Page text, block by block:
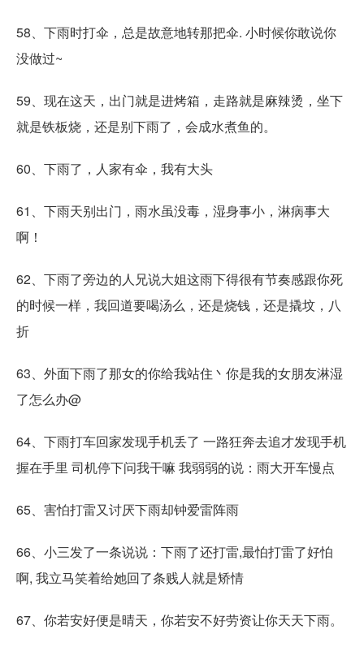
58、下雨时打伞，总是故意地转那把伞. 小时候你敢说你
没做过~
59、现在这天，出门就是进烤箱，走路就是麻辣烫，坐下
就是铁板烧，还是别下雨了，会成水煮鱼的。
60、下雨了，人家有伞，我有大头
61、下雨天别出门，雨水虽没毒，湿身事小，淋病事大
啊！
62、下雨了旁边的人兄说大姐这雨下得很有节奏感跟你死
的时候一样，我回道要喝汤么，还是烧钱，还是撬坟，八
折
63、外面下雨了那女的你给我站住丶你是我的女朋友淋湿
了怎么办@
64、下雨打车回家发现手机丢了 一路狂奔去追才发现手机
握在手里 司机停下问我干嘛 我弱弱的说：雨大开车慢点
65、害怕打雷又讨厌下雨却钟爱雷阵雨
66、小三发了一条说说：下雨了还打雷,最怕打雷了好怕
啊, 我立马笑着给她回了条贱人就是矫情
67、你若安好便是晴天，你若安不好劳资让你天天下雨。